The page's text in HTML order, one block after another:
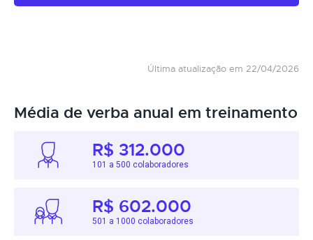
Última atualização em 22/04/2026
Média de verba anual em treinamento
R$ 312.000
101 a 500 colaboradores
R$ 602.000
501 a 1000 colaboradores